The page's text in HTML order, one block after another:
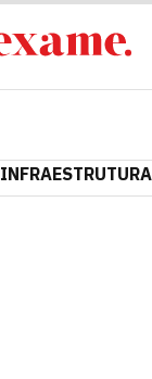
INFRAESTRUTURA